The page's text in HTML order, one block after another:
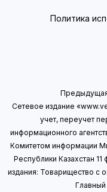
Политика
Предыдущая
Сетевое издание
учет, переучет
информационного
Комитетом информации
Республики Казахстан
издания: Товарищество с